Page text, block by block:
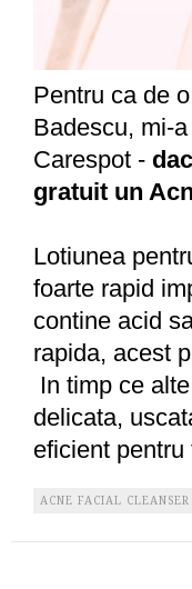
Pentru ca de
Badescu, mi-
Carespot -
gratuit un
Lotiunea
foarte rapid
contine acid
rapida, acest
In timp ce
delicata,
eficient
ACNE FACIAL CLEANSER